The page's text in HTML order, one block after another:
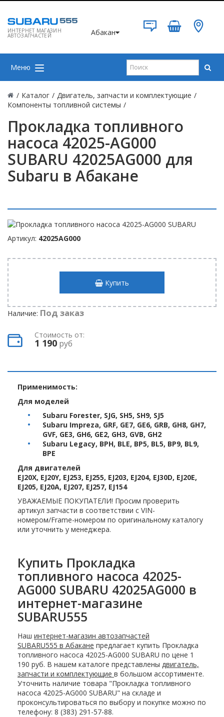
ИНТЕРНЕТ МАГАЗИН
АВТОЗАПЧАСТЕЙ Абакан
Меню
/ Каталог / Двигатель, запчасти и комплектующие /
Компоненты топливной системы /
Прокладка топливного
насоса 42025-AG000
SUBARU 42025AG000 для
Subaru в Абакане
Артикул: 42025AG000
Купить
Наличие: Под заказ
Стоимость от:
1 190 руб
Применимость:
Для моделей
Subaru Forester, SJG, SH5, SH9, SJ5
Subaru Impreza, GRF, GE7, GE6, GRB, GH8, GH7,
GVF, GE3, GH6, GE2, GH3, GVB, GH2
Subaru Legacy, BPH, BLE, BP5, BL5, BP9, BL9,
BPE
Для двигателей
EJ20X, EJ20Y, EJ253, EJ255, EJ203, EJ204, EJ30D, EJ20E,
EJ205, EJ20A, EJ207, EJ257, EJ154
УВАЖАЕМЫЕ ПОКУПАТЕЛИ! Просим проверить
артикул запчасти в соответствии с VIN-
номером/Frame-номером по оригинальному каталогу
или уточнить у менеджера.
Купить Прокладка
топливного насоса 42025-
AG000 SUBARU 42025AG000 в
интернет-магазине
SUBARU555
Наш интернет-магазин автозапчастей
SUBARU555 в Абакане предлагает купить Прокладка
топливного насоса 42025-AG000 SUBARU по цене 1
190 руб. В нашем каталоге представлены двигатель,
запчасти и комплектующие в большом ассортименте.
Уточнить наличие товара "Прокладка топливного
насоса 42025-AG000 SUBARU" на складе и
проконсультироваться по выбору и покупке можно по
телефону: 8 (383) 291-57-88.